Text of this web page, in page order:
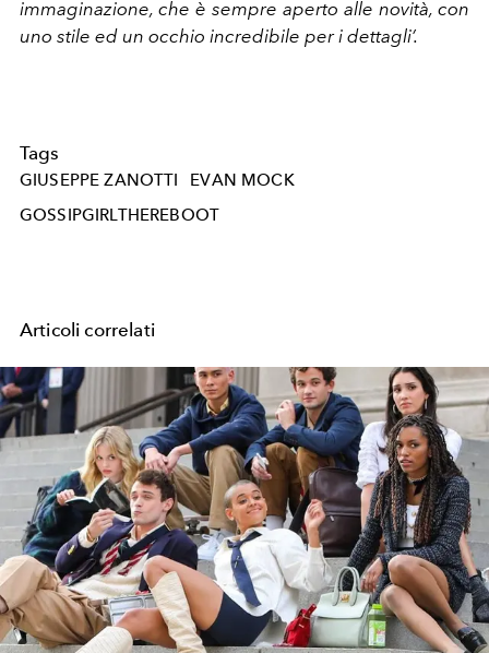
immaginazione, che è sempre aperto alle novità, con
uno stile ed un occhio incredibile per i dettagli’.
Tags
GIUSEPPE ZANOTTI
EVAN MOCK
GOSSIPGIRLTHEREBOOT
Articoli correlati